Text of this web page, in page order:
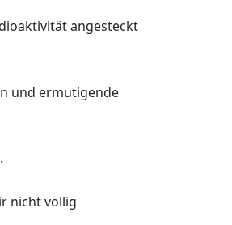
angesteckt
und ermutigende
nicht völlig